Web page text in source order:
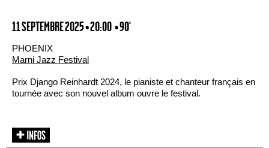
11 SEPTEMBRE 2025 • 20:00 • 90'
PHOENIX
Marni Jazz Festival
Prix Django Reinhardt 2024, le pianiste et chanteur français en
tournée avec son nouvel album ouvre le festival.